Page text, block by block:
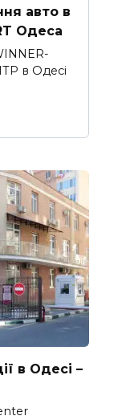
авто в
Одеса
в Одесі
в Одесі –